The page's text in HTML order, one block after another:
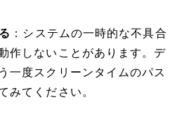
：システムの一時的な不具合
作しないことがあります。デ
一度スクリーンタイムのパス
みてください。